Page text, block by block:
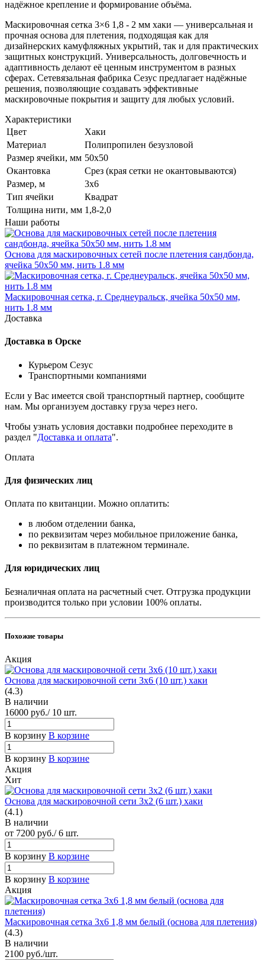
надёжное крепление и формирование объёма.
Маскировочная сетка 3×6 1,8 - 2 мм хаки — универсальная и
прочная основа для плетения, подходящая как для
дизайнерских камуфляжных укрытий, так и для практических
защитных конструкций. Универсальность, долговечность и
адаптивность делают её ценным инструментом в разных
сферах. Сетевязальная фабрика Сезус предлагает надёжные
решения, позволяющие создавать эффективные
маскировочные покрытия и защиту для любых условий.
Характеристики
Цвет
Хаки
Материал
Полипропилен безузловой
Размер ячейки, мм 50х50
Окантовка
Срез (края сетки не окантовываются)
Размер, м
3х6
Тип ячейки
Квадрат
Толщина нити, мм 1,8-2,0
Наши работы
Основа для маскировочных сетей после плетения сандбонда,
ячейка 50х50 мм, нить 1.8 мм
Маскировочная сетка, г. Среднеуральск, ячейка 50x50 мм,
нить 1.8 мм
Доставка
Доставка в Орске
Курьером Сезус
Транспортными компаниями
Если у Вас имеется свой транспортный партнер, сообщите
нам. Мы организуем доставку груза через него.
Чтобы узнать условия доставки подробнее переходите в
раздел "Доставка и оплата".
Оплата
Для физических лиц
Оплата по квитанции. Можно оплатить:
в любом отделении банка,
по реквизитам через мобильное приложение банка,
по реквизитам в платежном терминале.
Для юридических лиц
Безналичная оплата на расчетный счет. Отгрузка продукции
производится только при условии 100% оплаты.
Похожие товары
Акция
Основа для маскировочной сети 3х6 (10 шт.) хаки
(4.3)
В наличии
16000 руб./ 10 шт.
В корзину В корзине
В корзину В корзине
Акция
Хит
Основа для маскировочной сети 3х2 (6 шт.) хаки
(4.1)
В наличии
от 7200 руб./ 6 шт.
В корзину В корзине
В корзину В корзине
Акция
Маскировочная сетка 3х6 1,8 мм белый (основа для плетения)
(4.3)
В наличии
2100 руб./шт.